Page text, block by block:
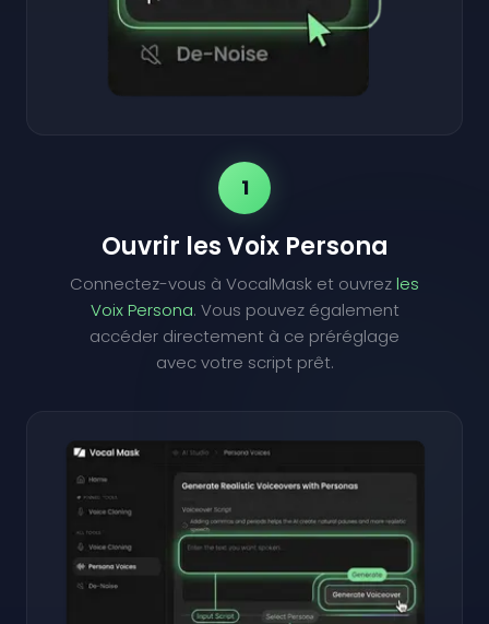
1
Ouvrir les Voix Persona
Connectez-vous à VocalMask et ouvrezles
Voix Persona. Vous pouvez également
accéder directement à ce préréglage
avec votre script prêt.